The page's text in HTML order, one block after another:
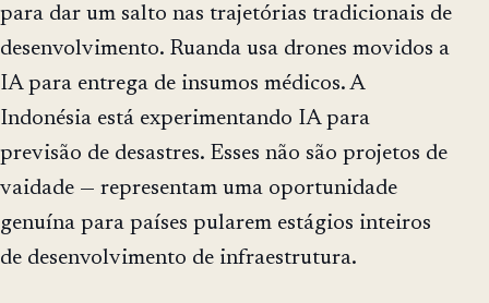
para dar um salto nas trajetórias tradicionais de
desenvolvimento. Ruanda usa drones movidos a
IA para entrega de insumos médicos. A
Indonésia está experimentando IA para
previsão de desastres. Esses não são projetos de
vaidade — representam uma oportunidade
genuína para países pularem estágios inteiros
de desenvolvimento de infraestrutura.